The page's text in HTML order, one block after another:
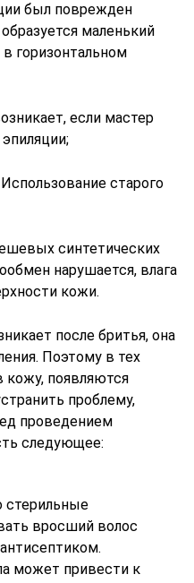
был поврежден
маленький
горизонтальном
если мастер
старого
синтетических
нарушается, влага
кожи.
после бритья, она
Поэтому в тех
кожу, появляются
проблему,
проведением
следующее:
стерильные
вросший волос
может привести к